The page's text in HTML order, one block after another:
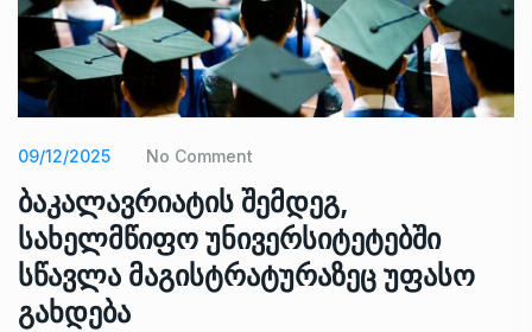
09/12/2025 No Comment
ბაკალავრიატის შემდეგ,
სახელმწიფო უნივერსიტეტებში
სწავლა მაგისტრატურაზეც უფასო
გახდება